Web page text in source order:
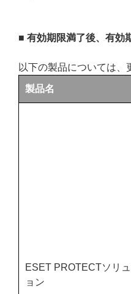
■ 有効期限満了後、有効
以下の製品については
製品名
ESET PROTECTソリ
ョン